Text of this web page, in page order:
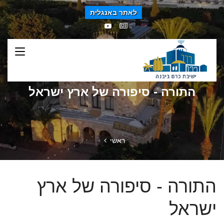
לאתר באנגלית
התורה - סיפורה של ארץ ישראל
ראשי
התורה - סיפורה של ארץ
ישראל